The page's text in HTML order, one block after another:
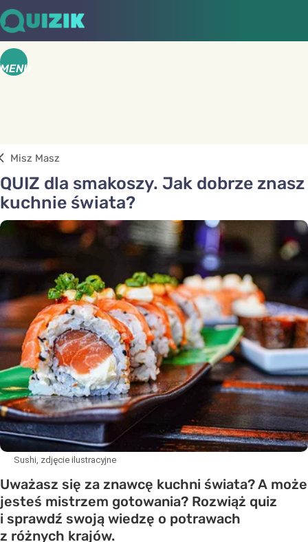
MENU
Misz Masz
QUIZ dla smakoszy. Jak dobrze znasz
kuchnie świata?
Sushi, zdjęcie ilustracyjne
Uważasz się za znawcę kuchni świata? A może
jesteś mistrzem gotowania? Rozwiąż quiz
i sprawdź swoją wiedzę o potrawach
z różnych krajów.